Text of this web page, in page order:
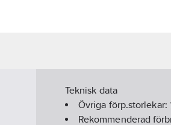
Teknisk data
Övriga förp.storlekar:
Rekommenderad